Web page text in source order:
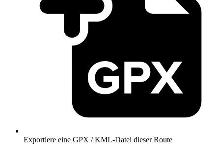
Exportiere eine GPX / KML-Datei dieser Route